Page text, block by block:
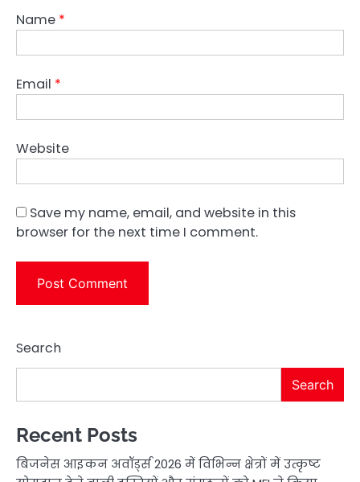
Name *
Email *
Website
Save my name, email, and website in this
browser for the next time I comment.
Search
Search
Recent Posts
बिजनेस आइकन अवॉर्ड्स 2026 में विभिन्न क्षेत्रों में उत्कृष्ट